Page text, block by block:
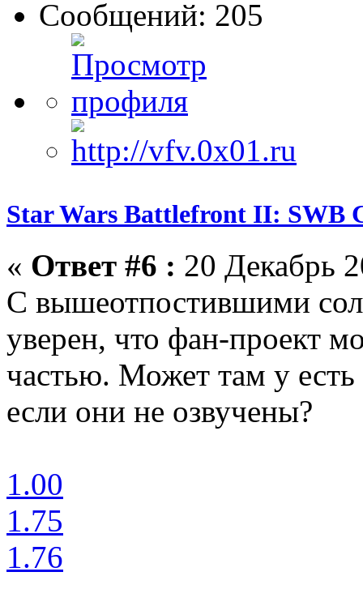
Сообщений: 205
Star Wars Battlefront II: SWB
« Ответ #6 : 20 Декабрь
С вышеотпостившими
уверен, что фан-проект
частью. Может там у есть
если они не озвучены?
1.00
1.75
1.76